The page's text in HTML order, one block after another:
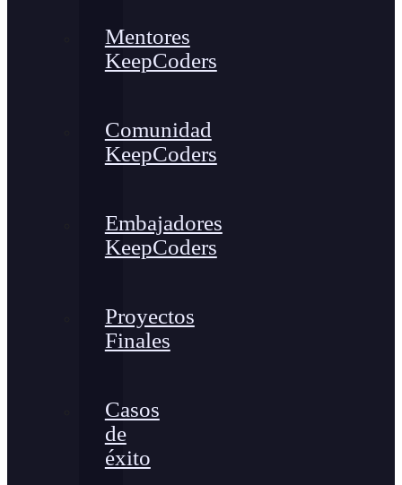
Mentores
KeepCoders
Comunidad
KeepCoders
Embajadores
KeepCoders
Proyectos
Finales
Casos
de
éxito